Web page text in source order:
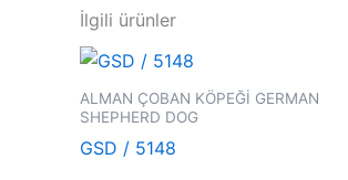
İlgili ürünler
ALMAN ÇOBAN KÖPEĞİ GERMAN
SHEPHERD DOG
GSD / 5148